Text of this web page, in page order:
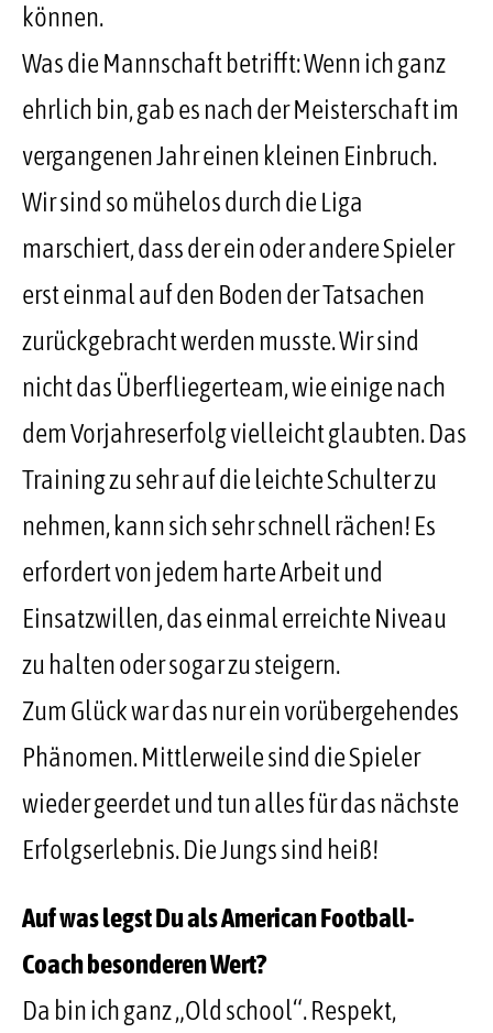
können.
Was die Mannschaft betrifft: Wenn ich ganz
ehrlich bin, gab es nach der Meisterschaft im
vergangenen Jahr einen kleinen Einbruch.
Wir sind so mühelos durch die Liga
marschiert, dass der ein oder andere Spieler
erst einmal auf den Boden der Tatsachen
zurückgebracht werden musste. Wir sind
nicht das Überfliegerteam, wie einige nach
dem Vorjahreserfolg vielleicht glaubten. Das
Training zu sehr auf die leichte Schulter zu
nehmen, kann sich sehr schnell rächen! Es
erfordert von jedem harte Arbeit und
Einsatzwillen, das einmal erreichte Niveau
zu halten oder sogar zu steigern.
Zum Glück war das nur ein vorübergehendes
Phänomen. Mittlerweile sind die Spieler
wieder geerdet und tun alles für das nächste
Erfolgserlebnis. Die Jungs sind heiß!
Auf was legst Du als American Football-
Coach besonderen Wert?
Da bin ich ganz „Old school“. Respekt,